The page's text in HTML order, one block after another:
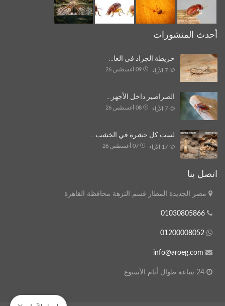
أحدث المنشورات
خريطة الجراد في العا…
09 أغسطس 26 الآراء
الصراصير داخل الأجهز…
08 أغسطس 26 الآراء
لست كل حشرة في الخشب…
07 أغسطس 26 الآراء
اتصل بنا
مصر الجديدة المطار قسم النزهة محافظة القاهرة
01030805866
01200008052
info@aroeg.com